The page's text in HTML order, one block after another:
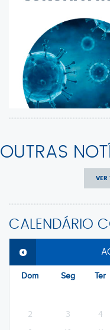
OUTRAS
VER
CALENDÁRIO
Dom Seg Ter
2
3 4